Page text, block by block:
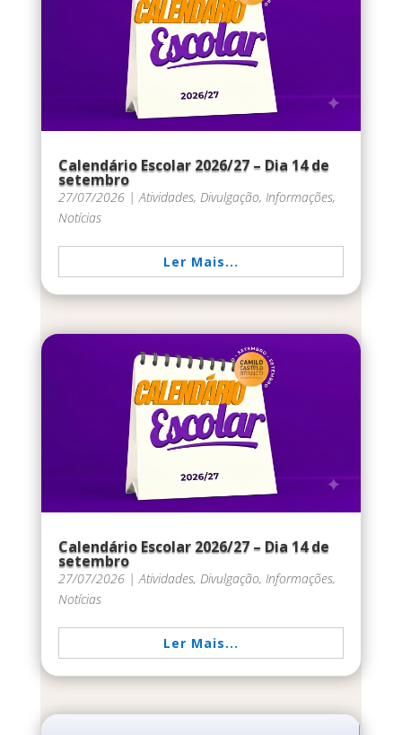
Calendário Escolar 2026/27 – Dia 14 de
setembro
27/07/2026|Atividades, Divulgação, Informações,
Notícias
Ler Mais...
Calendário Escolar 2026/27 – Dia 14 de
setembro
27/07/2026| Atividades, Divulgação, Informações,
Notícias
Ler Mais...